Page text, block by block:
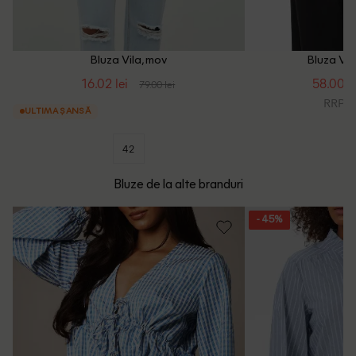
Bluza Vila, mov
16.02 lei 79.00 lei
ULTIMA ȘANSĂ
42
Bluza
58.00
RRP:
Bluze de la alte branduri
- 45%